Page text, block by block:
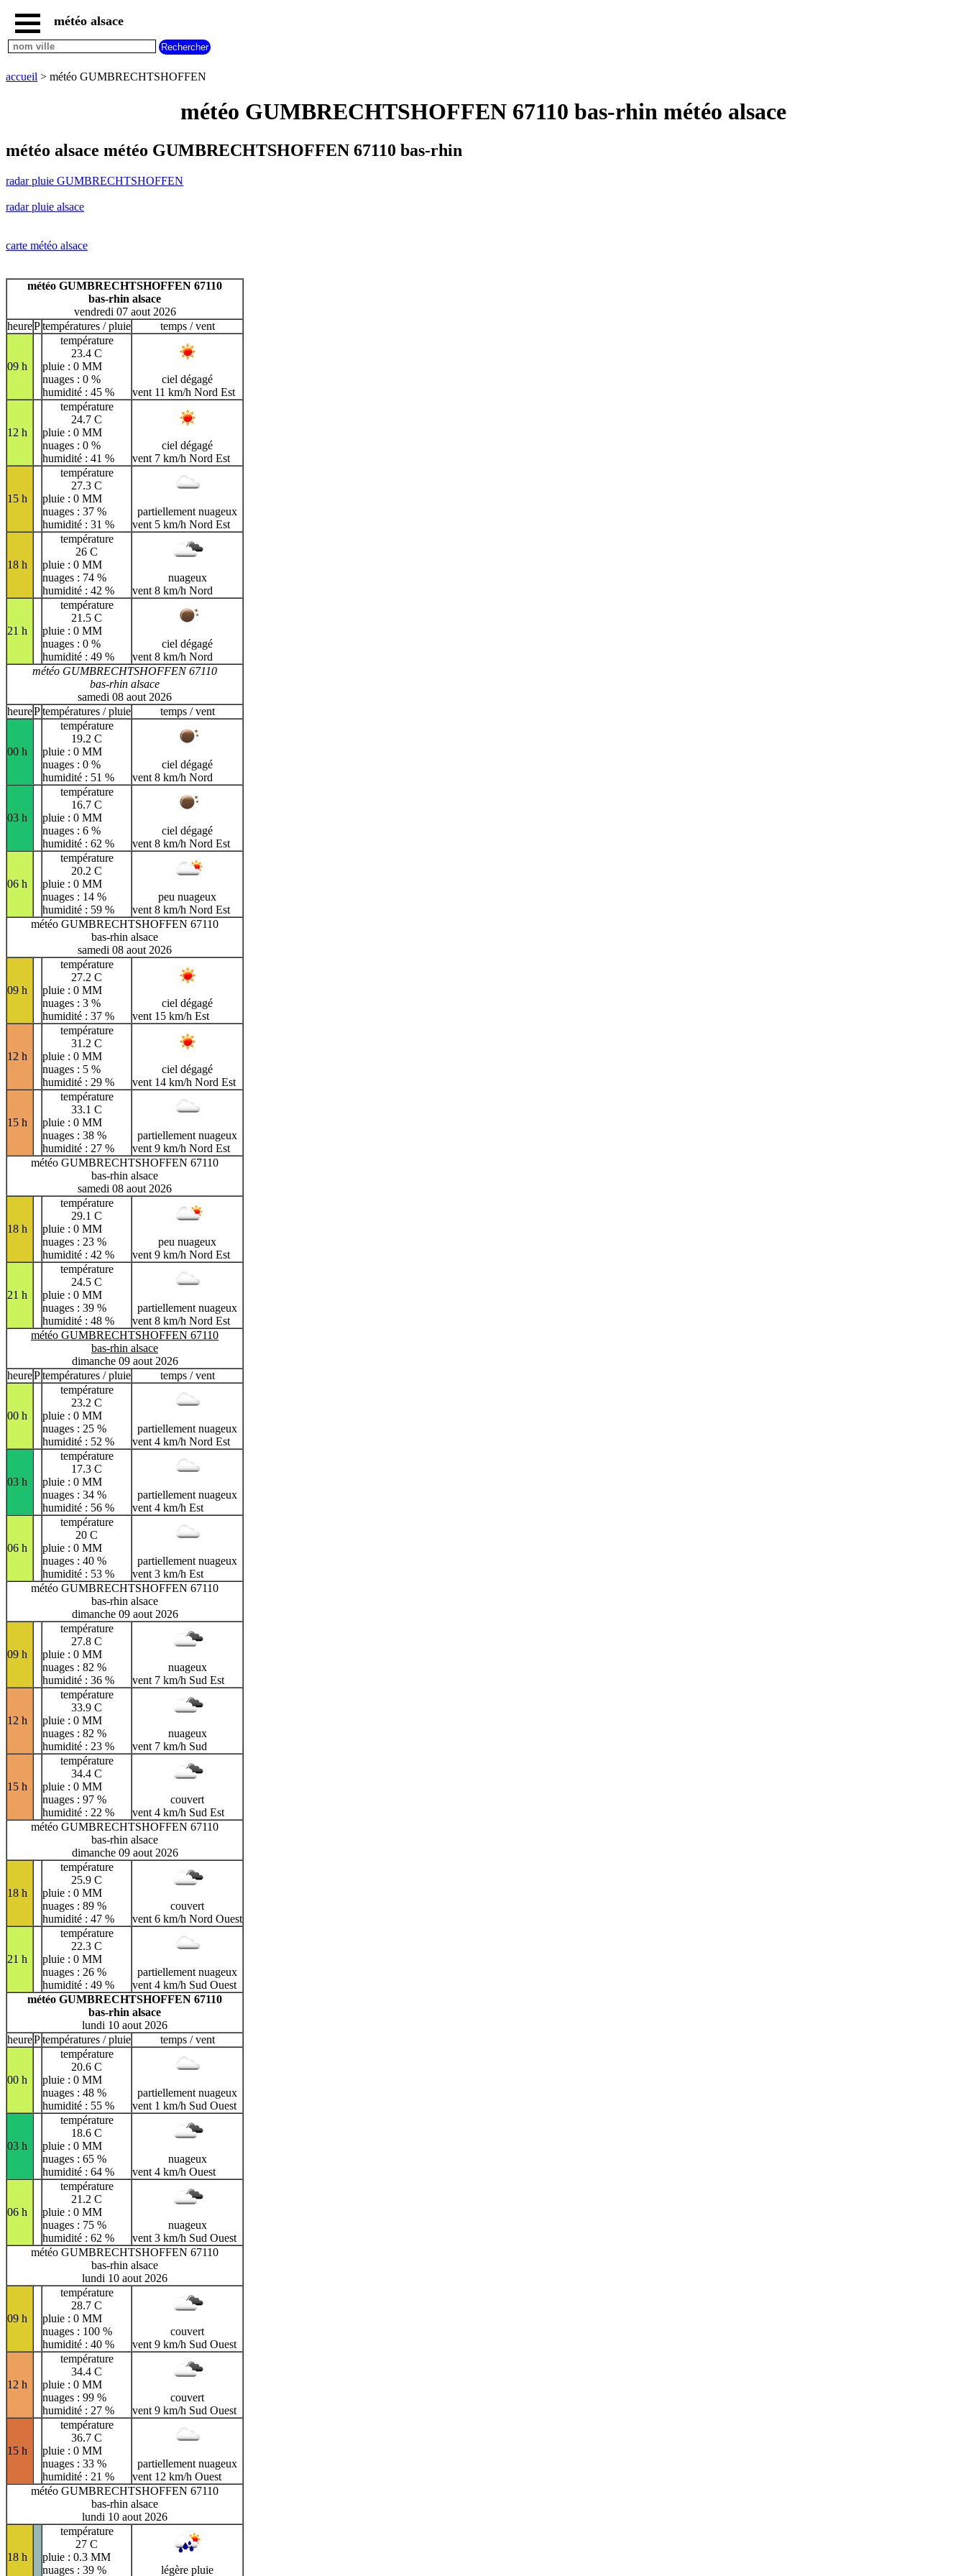
accueil
radar
GUMBRECHTSHOFFEN
radar
pluie
carte
météo
france
villes
F
G
H
I J K L M
N
R S T
U
V
W X Y Z
météo alsace
accueil > météo GUMBRECHTSHOFFEN
météo GUMBRECHTSHOFFEN 67110 bas-rhin météo alsace
météo alsace météo GUMBRECHTSHOFFEN 67110 bas-rhin
radar pluie GUMBRECHTSHOFFEN
radar pluie alsace
carte météo alsace
météo GUMBRECHTSHOFFEN 67110
bas-rhin alsace
vendredi 07 aout 2026
heurePtempératures / pluie temps / vent
09 h
température
23.4 C
pluie : 0 MM
nuages : 0 %
humidité : 45 %
ciel dégagé
vent 11 km/h Nord Est
12 h
température
24.7 C
pluie : 0 MM
nuages : 0 %
humidité : 41 %
ciel dégagé
vent 7 km/h Nord Est
15 h
température
27.3 C
pluie : 0 MM
nuages : 37 %
humidité : 31 %
partiellement nuageux
vent 5 km/h Nord Est
18 h
température
26 C
pluie : 0 MM
nuages : 74 %
humidité : 42 %
nuageux
vent 8 km/h Nord
21 h
température
21.5 C
pluie : 0 MM
nuages : 0 %
humidité : 49 %
ciel dégagé
vent 8 km/h Nord
météo GUMBRECHTSHOFFEN 67110
bas-rhin alsace
samedi 08 aout 2026
heurePtempératures / pluie temps / vent
00 h
température
19.2 C
pluie : 0 MM
nuages : 0 %
humidité : 51 %
ciel dégagé
vent 8 km/h Nord
03 h
température
16.7 C
pluie : 0 MM
nuages : 6 %
humidité : 62 %
ciel dégagé
vent 8 km/h Nord Est
06 h
température
20.2 C
pluie : 0 MM
nuages : 14 %
humidité : 59 %
peu nuageux
vent 8 km/h Nord Est
météo GUMBRECHTSHOFFEN 67110
bas-rhin alsace
samedi 08 aout 2026
09 h
température
27.2 C
pluie : 0 MM
nuages : 3 %
humidité : 37 %
ciel dégagé
vent 15 km/h Est
12 h
température
31.2 C
pluie : 0 MM
nuages : 5 %
humidité : 29 %
ciel dégagé
vent 14 km/h Nord Est
15 h
température
33.1 C
pluie : 0 MM
nuages : 38 %
humidité : 27 %
partiellement nuageux
vent 9 km/h Nord Est
météo GUMBRECHTSHOFFEN 67110
bas-rhin alsace
samedi 08 aout 2026
18 h
température
29.1 C
pluie : 0 MM
nuages : 23 %
humidité : 42 %
peu nuageux
vent 9 km/h Nord Est
21 h
température
24.5 C
pluie : 0 MM
nuages : 39 %
humidité : 48 %
partiellement nuageux
vent 8 km/h Nord Est
météo GUMBRECHTSHOFFEN 67110
bas-rhin alsace
dimanche 09 aout 2026
heurePtempératures / pluie temps / vent
00 h
température
23.2 C
pluie : 0 MM
nuages : 25 %
humidité : 52 %
partiellement nuageux
vent 4 km/h Nord Est
03 h
température
17.3 C
pluie : 0 MM
nuages : 34 %
humidité : 56 %
partiellement nuageux
vent 4 km/h Est
06 h
température
20 C
pluie : 0 MM
nuages : 40 %
humidité : 53 %
partiellement nuageux
vent 3 km/h Est
météo GUMBRECHTSHOFFEN 67110
bas-rhin alsace
dimanche 09 aout 2026
09 h
température
27.8 C
pluie : 0 MM
nuages : 82 %
humidité : 36 %
nuageux
vent 7 km/h Sud Est
12 h
température
33.9 C
pluie : 0 MM
nuages : 82 %
humidité : 23 %
nuageux
vent 7 km/h Sud
15 h
température
34.4 C
pluie : 0 MM
nuages : 97 %
humidité : 22 %
couvert
vent 4 km/h Sud Est
météo GUMBRECHTSHOFFEN 67110
bas-rhin alsace
dimanche 09 aout 2026
18 h
température
25.9 C
pluie : 0 MM
nuages : 89 %
humidité : 47 %
couvert
vent 6 km/h Nord Ouest
21 h
température
22.3 C
pluie : 0 MM
nuages : 26 %
humidité : 49 %
partiellement nuageux
vent 4 km/h Sud Ouest
météo GUMBRECHTSHOFFEN 67110
bas-rhin alsace
lundi 10 aout 2026
heurePtempératures / pluie temps / vent
00 h
température
20.6 C
pluie : 0 MM
nuages : 48 %
humidité : 55 %
partiellement nuageux
vent 1 km/h Sud Ouest
03 h
température
18.6 C
pluie : 0 MM
nuages : 65 %
humidité : 64 %
nuageux
vent 4 km/h Ouest
06 h
température
21.2 C
pluie : 0 MM
nuages : 75 %
humidité : 62 %
nuageux
vent 3 km/h Sud Ouest
météo GUMBRECHTSHOFFEN 67110
bas-rhin alsace
lundi 10 aout 2026
09 h
température
28.7 C
pluie : 0 MM
nuages : 100 %
humidité : 40 %
couvert
vent 9 km/h Sud Ouest
12 h
température
34.4 C
pluie : 0 MM
nuages : 99 %
humidité : 27 %
couvert
vent 9 km/h Sud Ouest
15 h
température
36.7 C
pluie : 0 MM
nuages : 33 %
humidité : 21 %
partiellement nuageux
vent 12 km/h Ouest
météo GUMBRECHTSHOFFEN 67110
bas-rhin alsace
lundi 10 aout 2026
18 h
température
27 C
pluie : 0.3 MM
nuages : 39 %
légère pluie